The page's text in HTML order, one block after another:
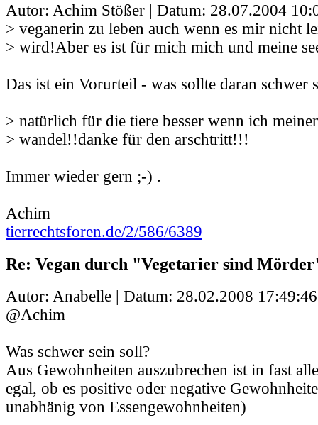
Autor: Achim Stößer | Datum: 28.07.2004
> veganerin zu leben auch wenn es mir nicht
> wird!Aber es ist für mich mich und meine
Das ist ein Vorurteil - was sollte daran schwer
> natürlich für die tiere besser wenn ich
> wandel!!danke für den arschtritt!!!
Immer wieder gern ;-) .
Achim
tierrechtsforen.de/2/586/6389
Re: Vegan durch "Vegetarier sind
Autor: Anabelle | Datum: 28.02.2008 17:49:46
@Achim
Was schwer sein soll?
Aus Gewohnheiten auszubrechen ist in fast
egal, ob es positive oder negative
unabhänig von Essengewohnheiten)